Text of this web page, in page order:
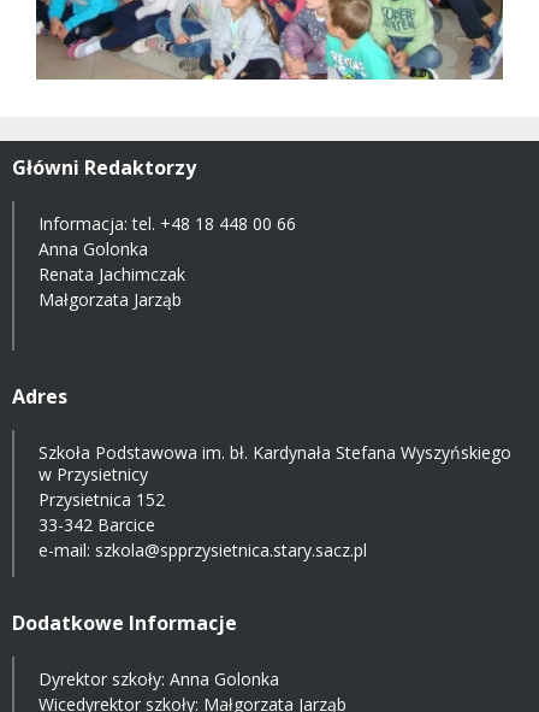
Główni Redaktorzy
Informacja: tel. +48 18 448 00 66
Anna Golonka
Renata Jachimczak
Małgorzata Jarząb
Adres
Szkoła Podstawowa im. bł. Kardynała Stefana Wyszyńskiego
w Przysietnicy
Przysietnica 152
33-342 Barcice
e-mail: szkola@spprzysietnica.stary.sacz.pl
Dodatkowe Informacje
Dyrektor szkoły: Anna Golonka
Wicedyrektor szkoły: Małgorzata Jarząb